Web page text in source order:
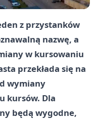
z przystanków
nazwę, a
w kursowaniu
przekłada się na
wymiany
kursów. Dla
będą wygodne,